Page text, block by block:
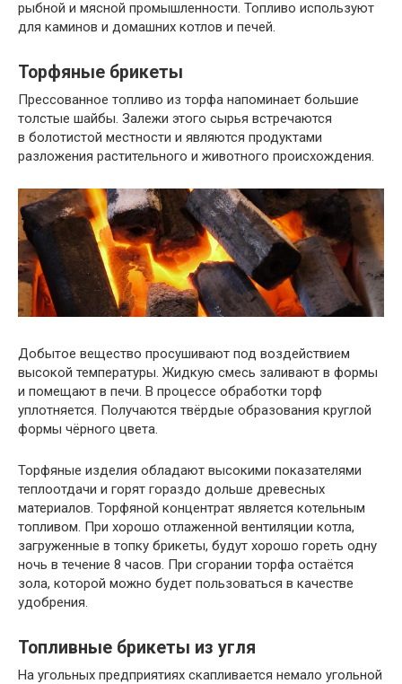
рыбной и мясной промышленности. Топливо используют
для каминов и домашних котлов и печей.
Торфяные брикеты
Прессованное топливо из торфа напоминает большие
толстые шайбы. Залежи этого сырья встречаются
в болотистой местности и являются продуктами
разложения растительного и животного происхождения.
Добытое вещество просушивают под воздействием
высокой температуры. Жидкую смесь заливают в формы
и помещают в печи. В процессе обработки торф
уплотняется. Получаются твёрдые образования круглой
формы чёрного цвета.
Торфяные изделия обладают высокими показателями
теплоотдачи и горят гораздо дольше древесных
материалов. Торфяной концентрат является котельным
топливом. При хорошо отлаженной вентиляции котла,
загруженные в топку брикеты, будут хорошо гореть одну
ночь в течение 8 часов. При сгорании торфа остаётся
зола, которой можно будет пользоваться в качестве
удобрения.
Топливные брикеты из угля
На угольных предприятиях скапливается немало угольной